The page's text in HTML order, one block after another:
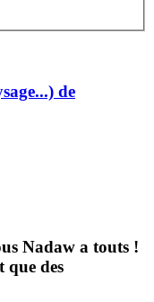
de
Nadaw a touts !
des